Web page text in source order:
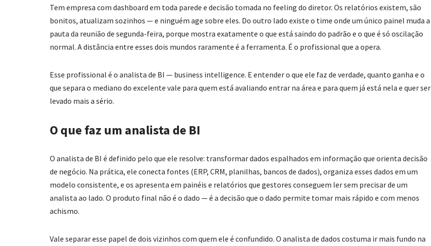
Tem empresa com dashboard em toda parede e decisão tomada no feeling do diretor. Os relatórios existem, são
bonitos, atualizam sozinhos — e ninguém age sobre eles. Do outro lado existe o time onde um único painel muda a
pauta da reunião de segunda-feira, porque mostra exatamente o que está saindo do padrão e o que é só oscilação
normal. A distância entre esses dois mundos raramente é a ferramenta. É o profissional que a opera.
Esse profissional é o analista de BI — business intelligence. E entender o que ele faz de verdade, quanto ganha e o
que separa o mediano do excelente vale para quem está avaliando entrar na área e para quem já está nela e quer ser
levado mais a sério.
O que faz um analista de BI
O analista de BI é definido pelo que ele resolve: transformar dados espalhados em informação que orienta decisão
de negócio. Na prática, ele conecta fontes (ERP, CRM, planilhas, bancos de dados), organiza esses dados em um
modelo consistente, e os apresenta em painéis e relatórios que gestores conseguem ler sem precisar de um
analista ao lado. O produto final não é o dado — é a decisão que o dado permite tomar mais rápido e com menos
achismo.
Vale separar esse papel de dois vizinhos com quem ele é confundido. O analista de dados costuma ir mais fundo na